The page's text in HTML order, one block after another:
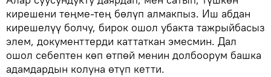
кирешени теңме-тең бөлүп алмакпыз. Иш абдан
кирешелүү болчу, бирок ошол убакта тажрыйбасыз
элем, документтерди каттаткан эмесмин. Дал
ошол себептен көп өтпөй менин долбоорум башка
адамдардын колуна өтүп кетти.